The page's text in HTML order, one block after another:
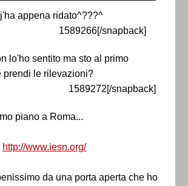
appena ridato^???^
1589266[/snapback]
lo'ho sentito ma sto al primo
prendi le rilevazioni?
1589272[/snapback]
piano a Roma...
http://www.iesn.org/
da una porta aperta che ho